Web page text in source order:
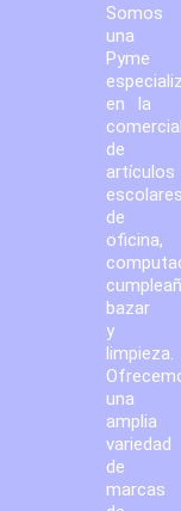
Somos
una
Pyme
en la
de
artículos
de
oficina,
bazar
y
limpieza.
una
amplia
variedad
de
marcas